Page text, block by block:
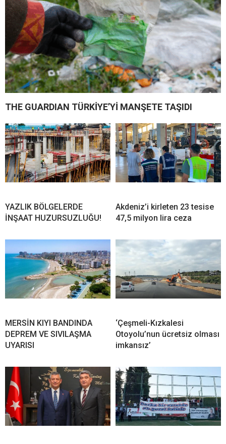
THE GUARDIAN TÜRKİYE’Yİ MANŞETE TAŞIDI
YAZLIK BÖLGELERDE
İNŞAAT HUZURSUZLUĞU!
Akdeniz’i kirleten 23 tesise
47,5 milyon lira ceza
MERSİN KIYI BANDINDA
DEPREM VE SIVILAŞMA
UYARISI
‘Çeşmeli-Kızkalesi
Otoyolu’nun ücretsiz olması
imkansız’